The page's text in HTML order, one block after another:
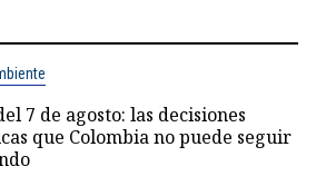
7 de agosto: las decisiones
que Colombia no puede seguir